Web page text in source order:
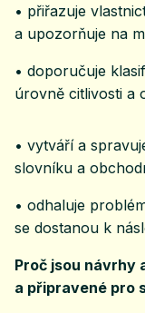
• přiřazuje
a upozorňuje na
• doporučuje
úrovně citlivosti a
• vytváří a
slovníku a
• odhaluje
se dostanou k
Proč jsou návrhy
a připravené pro